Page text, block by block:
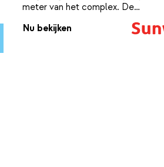
meter van het complex. De
appartementen zijn ruim,
modern ingericht en hebben allen
Nu bekijken